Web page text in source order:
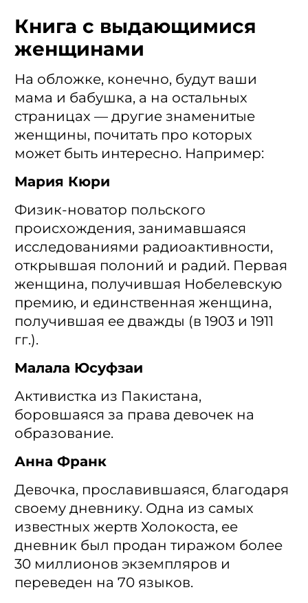
Книга с выдающимися
женщинами
На обложке, конечно, будут ваши
мама и бабушка, а на остальных
страницах — другие знаменитые
женщины, почитать про которых
может быть интересно. Например:
Мария Кюри
Физик-новатор польского
происхождения, занимавшаяся
исследованиями радиоактивности,
открывшая полоний и радий. Первая
женщина, получившая Нобелевскую
премию, и единственная женщина,
получившая ее дважды (в 1903 и 1911
гг.).
Малала Юсуфзаи
Активистка из Пакистана,
боровшаяся за права девочек на
образование.
Анна Франк
Девочка, прославившаяся, благодаря
своему дневнику. Одна из самых
известных жертв Холокоста, ее
дневник был продан тиражом более
30 миллионов экземпляров и
переведен на 70 языков.